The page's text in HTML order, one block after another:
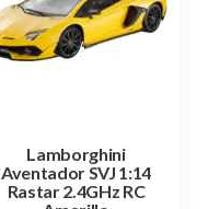
Lamborghini
Aventador SVJ 1:14
Rastar 2.4GHz RC